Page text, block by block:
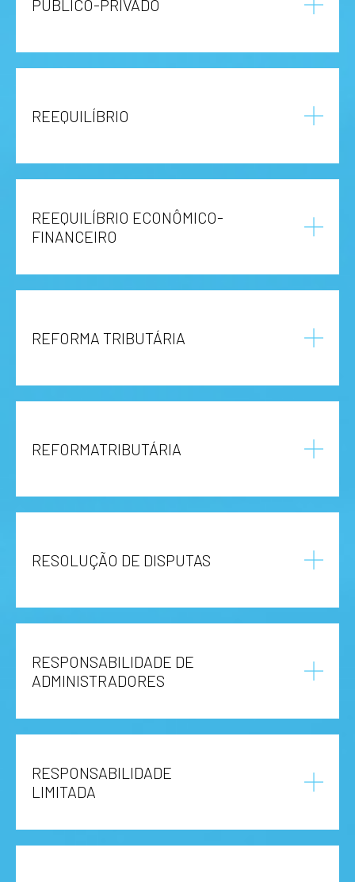
PÚBLICO-PRIVADO
REEQUILÍBRIO
REEQUILÍBRIO ECONÔMICO-
FINANCEIRO
REFORMA TRIBUTÁRIA
REFORMATRIBUTÁRIA
RESOLUÇÃO DE DISPUTAS
RESPONSABILIDADE DE
ADMINISTRADORES
RESPONSABILIDADE
LIMITADA